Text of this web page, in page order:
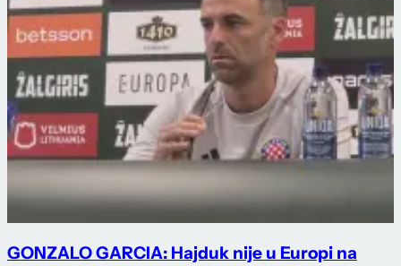
GONZALO GARCIA: Hajduk nije u Europi na